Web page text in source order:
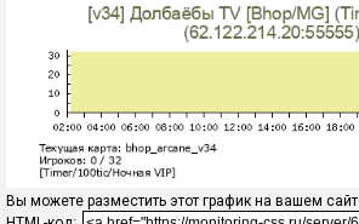
Вы можете разместить этот график на вашем